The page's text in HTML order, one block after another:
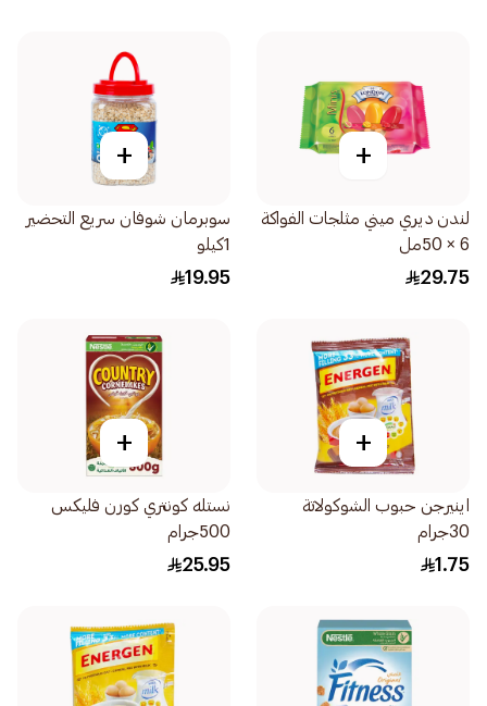
+
لندن ديري ميني مثلجات الفواكة
6 × 50مل
29.75
+
سوبرمان شوفان سريع التحضير
1كيلو
19.95
+
اينيرجن حبوب الشوكولاتة
30جرام
1.75
+
نستله كونتري كورن فليكس
500جرام
25.95